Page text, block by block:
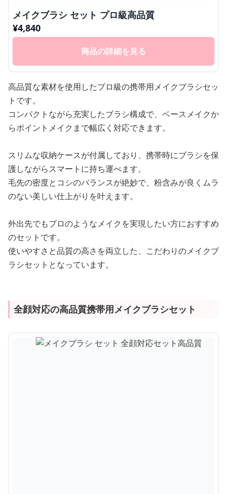
メイクブラシ セット プロ級高品質
¥4,840
商品の詳細を見る
高品質な素材を使用したプロ級の携帯用メイクブラシセッ
トです。
コンパクトながら充実したブラシ構成で、ベースメイクか
らポイントメイクまで幅広く対応できます。
スリムな収納ケースが付属しており、携帯時にブラシを保
護しながらスマートに持ち運べます。
毛先の密度とコシのバランスが絶妙で、粉含みが良くムラ
のない美しい仕上がりを叶えます。
外出先でもプロのようなメイクを実現したい方におすすめ
のセットです。
使いやすさと品質の高さを両立した、こだわりのメイクブ
ラシセットとなっています。
全顔対応の高品質携帯用メイクブラシセット